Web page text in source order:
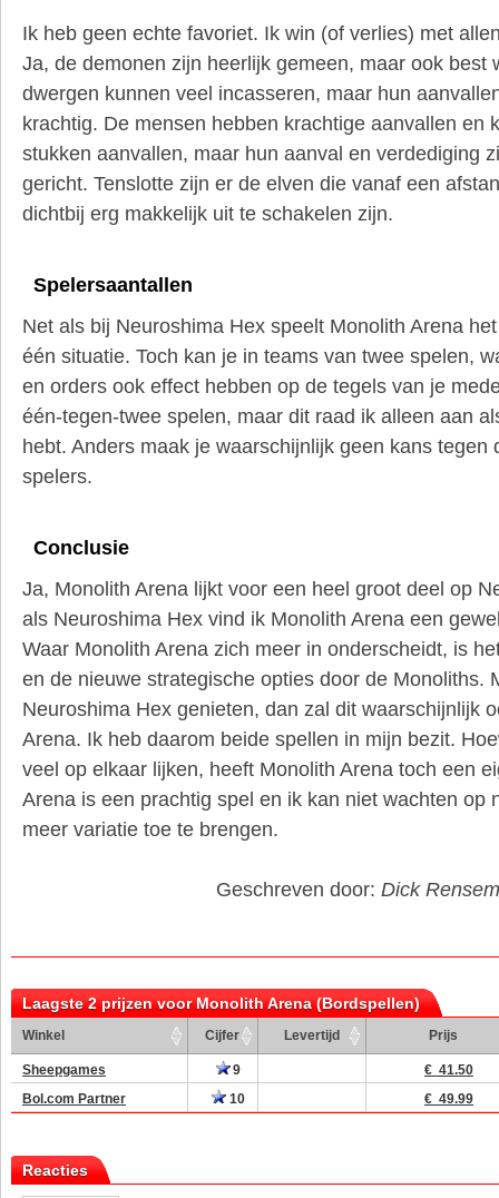
Ik heb geen echte favoriet. Ik win (of verlies) met
Ja, de demonen zijn heerlijk gemeen, maar ook best
dwergen kunnen veel incasseren, maar hun
krachtig. De mensen hebben krachtige aanvallen en
stukken aanvallen, maar hun aanval en verdediging
gericht. Tenslotte zijn er de elven die vanaf een
dichtbij erg makkelijk uit te schakelen zijn.
Spelersaantallen
Net als bij Neuroshima Hex speelt Monolith Arena
één situatie. Toch kan je in teams van twee spelen,
en orders ook effect hebben op de tegels van je
één-tegen-twee spelen, maar dit raad ik alleen aan
hebt. Anders maak je waarschijnlijk geen kans tegen
spelers.
Conclusie
Ja, Monolith Arena lijkt voor een heel groot deel op
als Neuroshima Hex vind ik Monolith Arena een
Waar Monolith Arena zich meer in onderscheidt, is
en de nieuwe strategische opties door de Monoliths.
Neuroshima Hex genieten, dan zal dit waarschijnlijk
Arena. Ik heb daarom beide spellen in mijn bezit.
veel op elkaar lijken, heeft Monolith Arena toch een
Arena is een prachtig spel en ik kan niet wachten op
meer variatie toe te brengen.
Geschreven door:Dick
Laagste 2 prijzen voor Monolith Arena (Bordspellen)
Winkel Cijfer Levertijd Prijs
Sheepgames 9
€ 41.50
Bol.com Partner
10 € 49.99
Reacties